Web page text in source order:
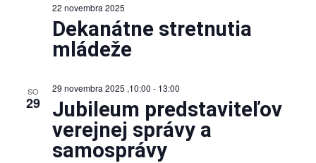
22 novembra 2025
Dekanátne stretnutia
mládeže
SO
29
29 novembra 2025 ,10:00 - 13:00
Jubileum predstaviteľov
verejnej správy a
samosprávy